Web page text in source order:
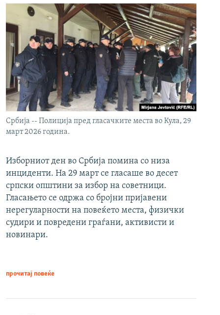
Србија -- Полиција пред гласачките места во Кула, 29
март 2026 година.
Изборниот ден во Србија помина со низа
инциденти. На 29 март се гласаше во десет
српски општини за избор на советници.
Гласањето се одржа со бројни пријавени
нерегуларности на повеќето места, физички
судири и повредени граѓани, активисти и
новинари.
прочитај повеќе